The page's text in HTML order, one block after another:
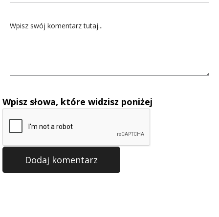
Wpisz słowa, które widzisz poniżej